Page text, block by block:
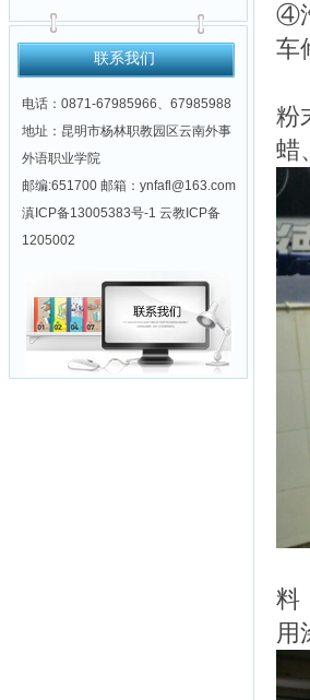
联系我们
电话：0871-67985966、67985988
地址：昆明市杨林职教园区云南外事
外语职业学院
邮编:651700 邮箱：ynfafl@163.com
滇ICP备13005383号-1 云教ICP备
1205002
④
车
3
粉
蜡
4
料
用